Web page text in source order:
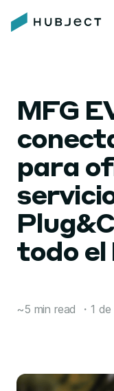
MFG
para
todo el
~5 min read ・ 1